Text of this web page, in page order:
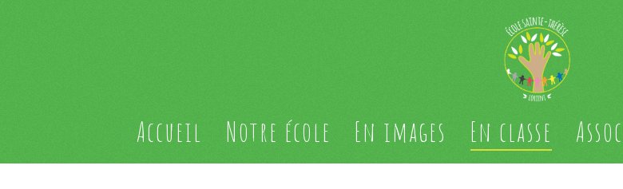
Accueil Notre école En images En classe